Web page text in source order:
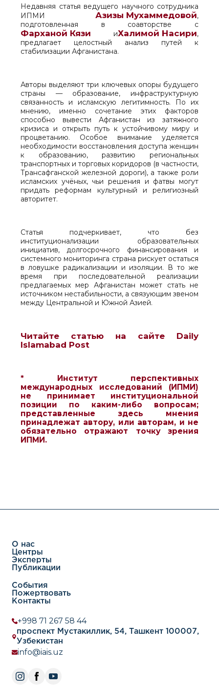
Недавняя статья ведущего научного сотрудника
ИПМИ Азизы Мухаммедовой,
подготовленная в соавторстве с
Фарханой Кязи иХалимой Насири,
предлагает целостный анализ путей к
стабилизации Афганистана.
Авторы выделяют три ключевых опоры будущего
страны — образование, инфраструктурную
связанность и исламскую легитимность. По их
мнению, именно сочетание этих факторов
способно вывести Афганистан из затяжного
кризиса и открыть путь к устойчивому миру и
процветанию. Особое внимание уделяется
необходимости восстановления доступа женщин
к образованию, развитию региональных
транспортных и торговых коридоров (в частности,
Трансафганской железной дороги), а также роли
исламских учёных, чьи решения и фатвы могут
придать реформам культурный и религиозный
авторитет.
Статья подчеркивает, что без
институционализации образовательных
инициатив, долгосрочного финансирования и
системного мониторинга страна рискует остаться
в ловушке радикализации и изоляции. В то же
время при последовательной реализации
предлагаемых мер Афганистан может стать не
источником нестабильности, а связующим звеном
между Центральной и Южной Азией.
Читайте статью на сайте Daily
Islamabad Post
* Институт перспективных
международных исследований (ИПМИ)
не принимает институциональной
позиции по каким-либо вопросам;
представленные здесь мнения
принадлежат автору, или авторам, и не
обязательно отражают точку зрения
ИПМИ.
О нас
Центры
Эксперты
Публикации
События
Пожертвовать
Контакты
+998 71 267 58 44
проспект Мустакиллик, 54, Ташкент 100007,
Узбекистан
info@iais.uz